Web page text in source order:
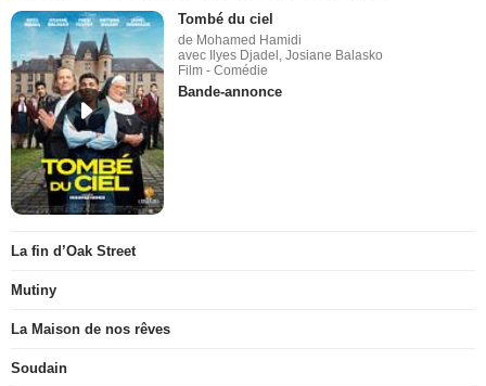
Tombé du ciel
de Mohamed Hamidi
avec Ilyes Djadel, Josiane Balasko
Film - Comédie
Bande-annonce
La fin d’Oak Street
Mutiny
La Maison de nos rêves
Soudain